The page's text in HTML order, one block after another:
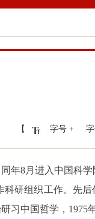
【 字号 +
年8月进入中国科
研组织工作。先后
习中国哲学， 1975